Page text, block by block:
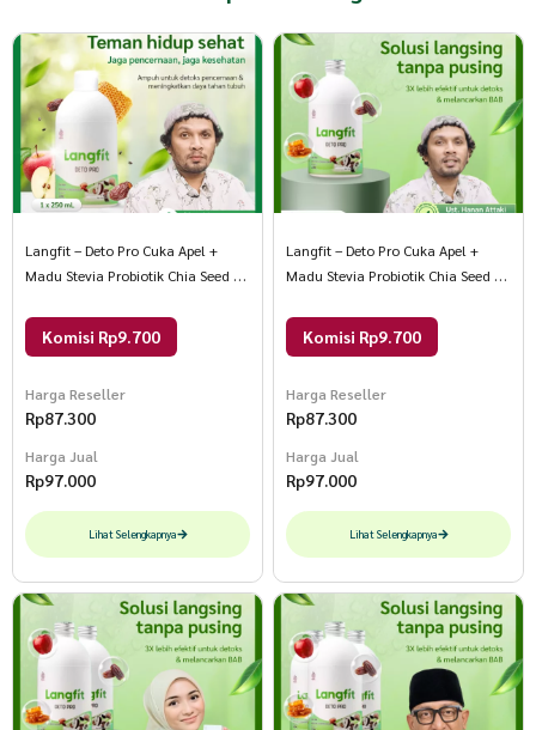
Langfit – Deto Pro Cuka Apel +
Madu Stevia Probiotik Chia Seed 1
Komisi Rp9.700
Harga Reseller
Rp87.300
Harga Jual
Rp97.000
Lihat Selengkapnya
Langfit – Deto Pro Cuka Apel +
Madu Stevia Probiotik Chia Seed 1
Komisi Rp9.700
Harga Reseller
Rp87.300
Harga Jual
Rp97.000
Lihat Selengkapnya